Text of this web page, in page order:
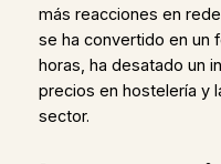
más reacciones en
se ha convertido en un
horas, ha desatado un
precios en hostelería y
sector.